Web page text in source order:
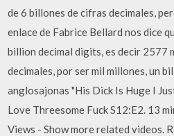
de 6 billones de cifras decimales,
enlace de Fabrice Bellard nos dice
billion decimal digits, es decir 2577
decimales, por ser mil millones, un
anglosajonas "His Dick Is Huge I
Love Threesome Fuck S12:E2. 13
Views - Show more related videos.